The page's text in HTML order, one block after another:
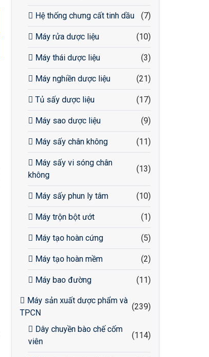
Hệ thống chưng cất tinh dầu (7)
Máy rửa dược liệu (10)
Máy thái dược liệu (3)
Máy nghiền dược liệu (21)
Tủ sấy dược liệu (17)
Máy sao dược liệu (9)
Máy sấy chân không (11)
Máy sấy vi sóng chân
không
(13)
Máy sấy phun ly tâm (10)
Máy trộn bột ướt (1)
Máy tạo hoàn cứng (5)
Máy tạo hoàn mềm (2)
Máy bao đường (11)
Máy sản xuất dược phẩm và
TPCN
(239)
Dây chuyền bào chế cốm
viên
(114)